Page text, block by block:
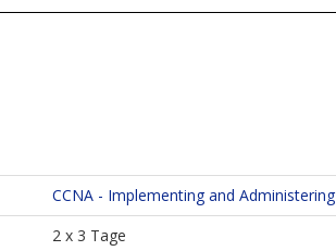
CCNA - Implementing and
2 x 3 Tage